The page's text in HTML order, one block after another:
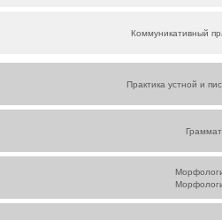
Коммуникативный
Практика устной и